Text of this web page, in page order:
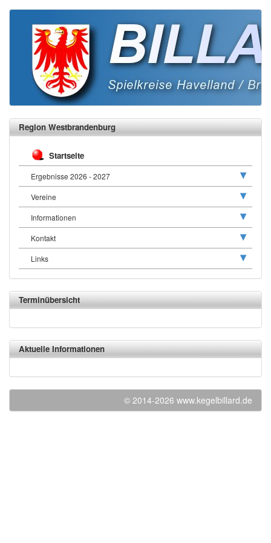
Region Westbrandenburg
Startseite
Ergebnisse 2026 - 2027
Vereine
Informationen
Kontakt
Links
Terminübersicht
Aktuelle Informationen
© 2014-2026 www.kegelbillard.de